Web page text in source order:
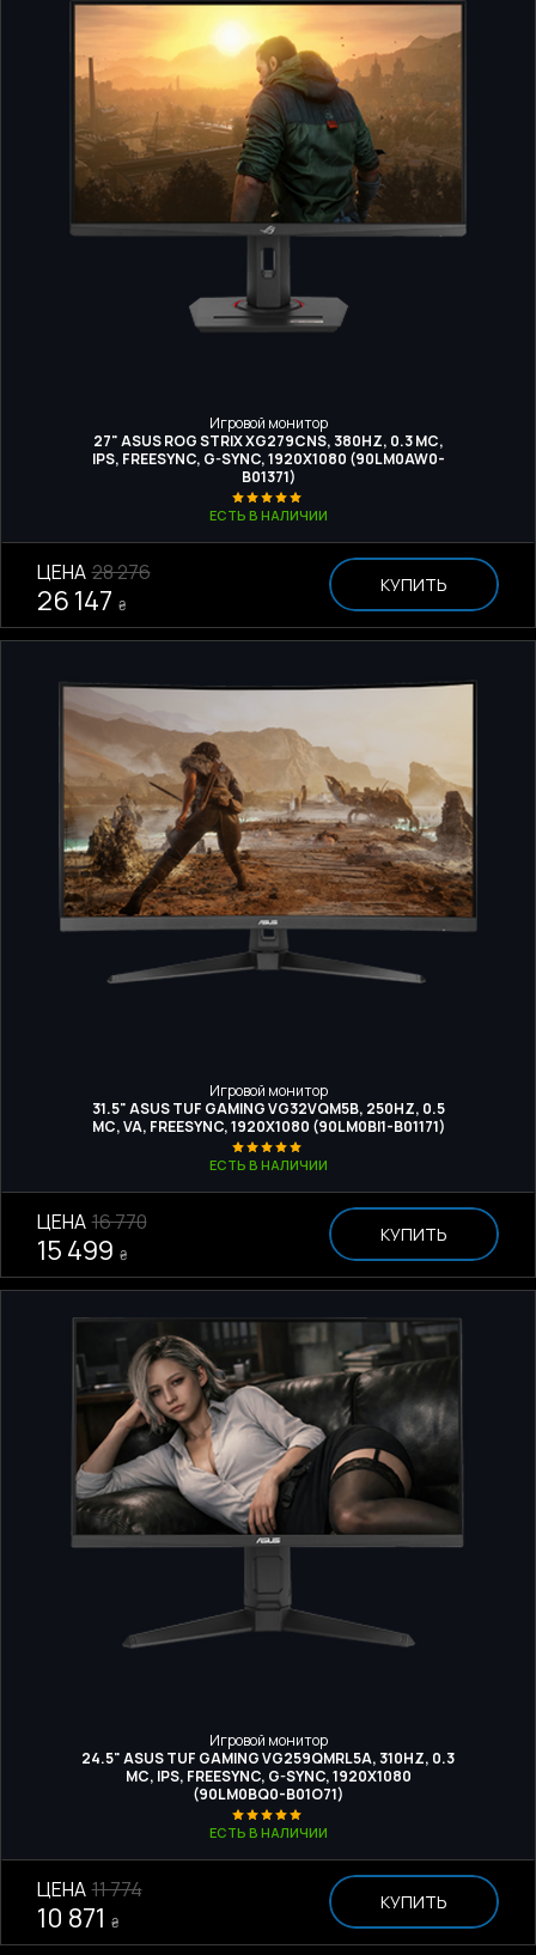
Игровой монитор
27" ASUS ROG STRIX XG279CNS, 380HZ, 0.3 МС,
IPS, FREESYNC, G-SYNC, 1920X1080 (90LM0AW0-
B01371)
ЕСТЬ В НАЛИЧИИ
ЦЕНА 28 276
26 147 ₴
КУПИТЬ
Игровой монитор
31.5" ASUS TUF GAMING VG32VQM5B, 250HZ, 0.5
МС, VA, FREESYNC, 1920X1080 (90LM0BI1-B01171)
ЕСТЬ В НАЛИЧИИ
ЦЕНА 16 770
15 499 ₴
КУПИТЬ
Игровой монитор
24.5" ASUS TUF GAMING VG259QMRL5A, 310HZ, 0.3
МС, IPS, FREESYNC, G-SYNC, 1920X1080
(90LM0BQ0-B01O71)
ЕСТЬ В НАЛИЧИИ
ЦЕНА 11 774
10 871 ₴
КУПИТЬ